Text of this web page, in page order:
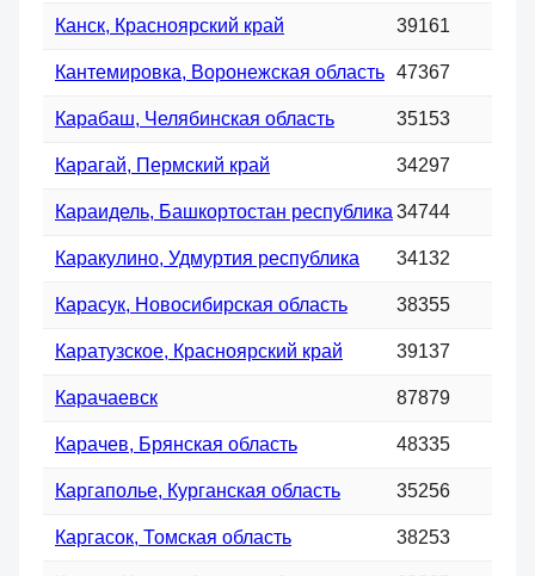
Канск, Красноярский край 39161
Кантемировка, Воронежская область 47367
Карабаш, Челябинская область 35153
Карагай, Пермский край 34297
Караидель, Башкортостан республика 34744
Каракулино, Удмуртия республика 34132
Карасук, Новосибирская область 38355
Каратузское, Красноярский край 39137
Карачаевск 87879
Карачев, Брянская область 48335
Каргаполье, Курганская область 35256
Каргасок, Томская область 38253